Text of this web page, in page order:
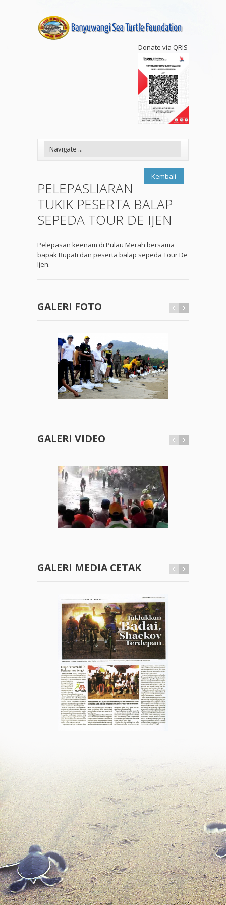
Donate via QRIS
Kembali
PELEPASLIARAN
TUKIK PESERTA BALAP
SEPEDA TOUR DE IJEN
Pelepasan keenam di Pulau Merah bersama
bapak Bupati dan peserta balap sepeda Tour De
Ijen.
GALERI FOTO
GALERI VIDEO
GALERI MEDIA CETAK